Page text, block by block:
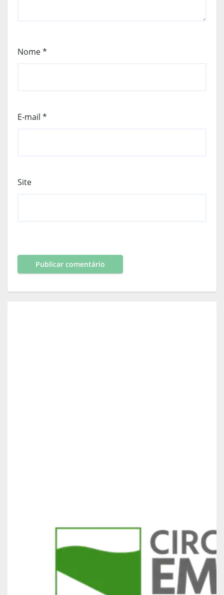
Nome*
E-mail *
Site